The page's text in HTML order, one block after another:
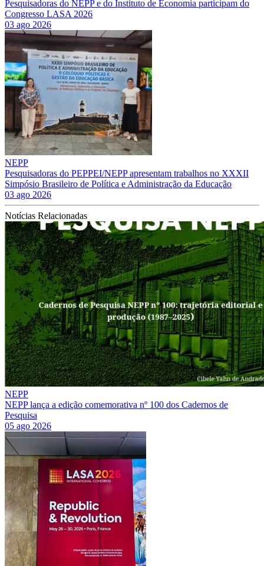
Pesquisadoras do NEPP e do Instituto de Economia participam do
Congresso LASA 2026
03 ago 2026
NEPP
Pesquisadoras do PEPPEI/NEPP apresentam trabalhos no XXXII
Simpósio Brasileiro de Política e Administração da Educação
03 ago 2026
Notícias Relacionadas
NEPP
NEPP lança a edição comemorativa nº 100 dos Cadernos de
Pesquisa
05 ago 2026